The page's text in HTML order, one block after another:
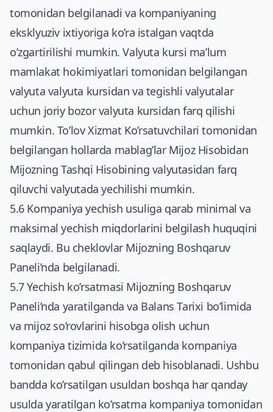
tomonidan belgilanadi va kompaniyaning
eksklyuziv ixtiyoriga ko’ra istalgan vaqtda
o’zgartirilishi mumkin. Valyuta kursi ma’lum
mamlakat hokimiyatlari tomonidan belgilangan
valyuta valyuta kursidan va tegishli valyutalar
uchun joriy bozor valyuta kursidan farq qilishi
mumkin. To’lov Xizmat Ko’rsatuvchilari tomonidan
belgilangan hollarda mablag’lar Mijoz Hisobidan
Mijozning Tashqi Hisobining valyutasidan farq
qiluvchi valyutada yechilishi mumkin.
5.6 Kompaniya yechish usuliga qarab minimal va
maksimal yechish miqdorlarini belgilash huquqini
saqlaydi. Bu cheklovlar Mijozning Boshqaruv
Paneli’nda belgilanadi.
5.7 Yechish ko’rsatmasi Mijozning Boshqaruv
Paneli’nda yaratilganda va Balans Tarixi bo’limida
va mijoz so’rovlarini hisobga olish uchun
kompaniya tizimida ko’rsatilganda kompaniya
tomonidan qabul qilingan deb hisoblanadi. Ushbu
bandda ko’rsatilgan usuldan boshqa har qanday
usulda yaratilgan ko’rsatma kompaniya tomonidan